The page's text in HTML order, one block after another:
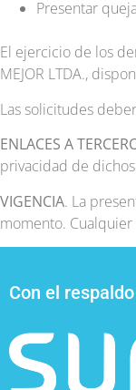
Presentar
El ejercicio de los
MEJOR LTDA.,
Las solicitudes
ENLACES A
privacidad de
VIGENCIA. La
momento.
Con el